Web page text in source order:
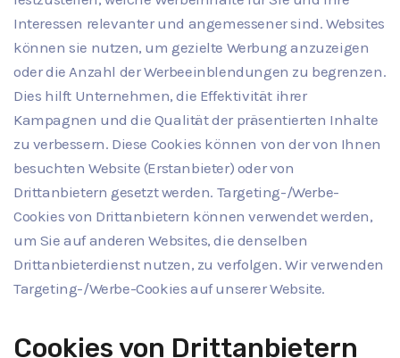
Interessen relevanter und angemessener sind. Websites
können sie nutzen, um gezielte Werbung anzuzeigen
oder die Anzahl der Werbeeinblendungen zu begrenzen.
Dies hilft Unternehmen, die Effektivität ihrer
Kampagnen und die Qualität der präsentierten Inhalte
zu verbessern. Diese Cookies können von der von Ihnen
besuchten Website (Erstanbieter) oder von
Drittanbietern gesetzt werden. Targeting-/Werbe-
Cookies von Drittanbietern können verwendet werden,
um Sie auf anderen Websites, die denselben
Drittanbieterdienst nutzen, zu verfolgen. Wir verwenden
Targeting-/Werbe-Cookies auf unserer Website.
Cookies von Drittanbietern